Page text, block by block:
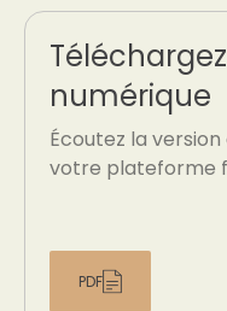
numérique
Écoutez la
votre plateforme
PDF